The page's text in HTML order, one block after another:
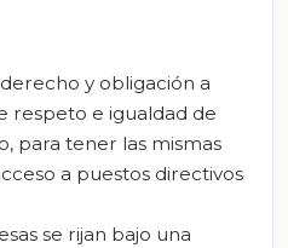
y obligación a
respeto e igualdad de
para tener las mismas
a puestos directivos
se rijan bajo una